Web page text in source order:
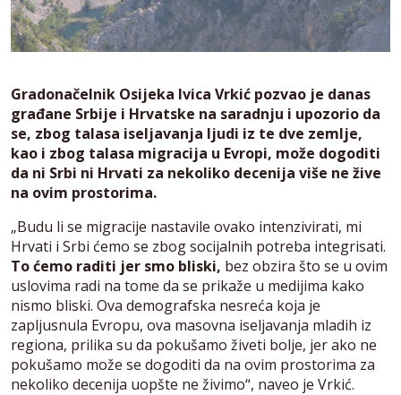
Gradonačelnik Osijeka Ivica Vrkić pozvao je danas
građane Srbije i Hrvatske na saradnju i upozorio da
se, zbog talasa iseljavanja ljudi iz te dve zemlje,
kao i zbog talasa migracija u Evropi, može dogoditi
da ni Srbi ni Hrvati za nekoliko decenija više ne žive
na ovim prostorima.
„Budu li se migracije nastavile ovako intenzivirati, mi
Hrvati i Srbi ćemo se zbog socijalnih potreba integrisati.
To ćemo raditi jer smo bliski, bez obzira što se u ovim
uslovima radi na tome da se prikaže u medijima kako
nismo bliski. Ova demografska nesreća koja je
zapljusnula Evropu, ova masovna iseljavanja mladih iz
regiona, prilika su da pokušamo živeti bolje, jer ako ne
pokušamo može se dogoditi da na ovim prostorima za
nekoliko decenija uopšte ne živimo“, naveo je Vrkić.